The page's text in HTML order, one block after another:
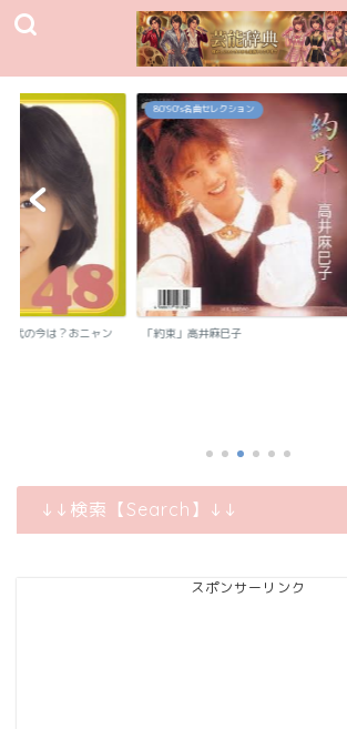
代の今は？おニャン
80`90's名曲セレクション
「約束」高井麻巳子
↓↓検索【Search】↓↓
スポンサーリンク